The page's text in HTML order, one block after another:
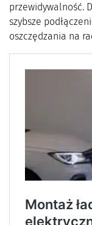
przewidywalność.
szybsze
oszczędzania na